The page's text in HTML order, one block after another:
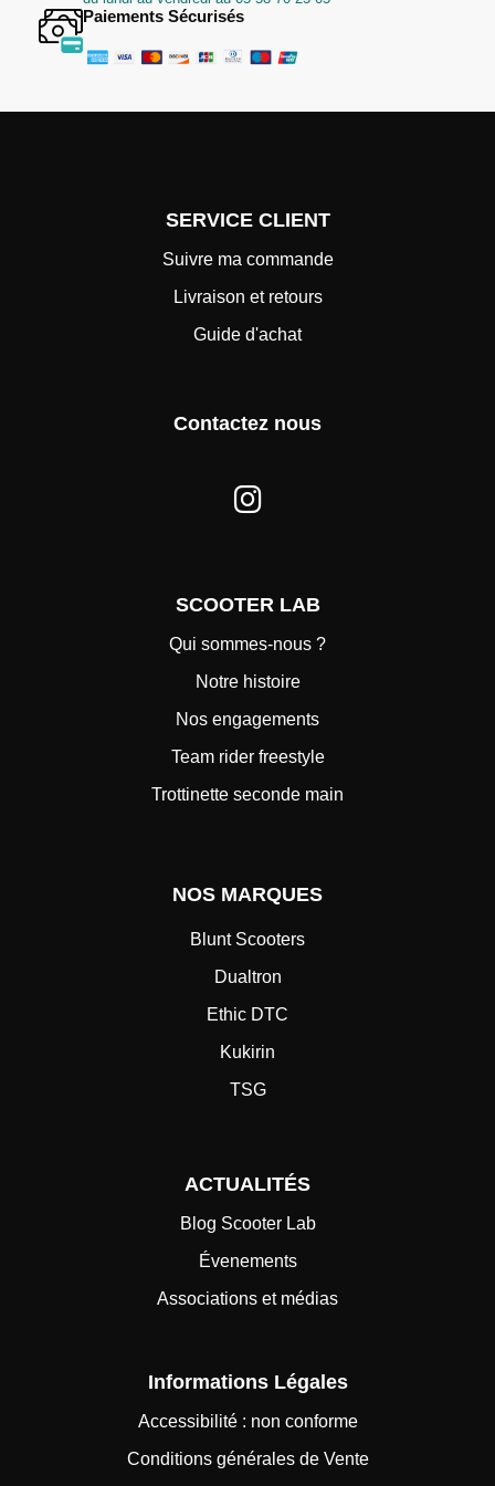
Paiements Sécurisés
SERVICE CLIENT
Suivre ma commande
Livraison et retours
Guide d'achat
Contactez nous
SCOOTER LAB
Qui sommes-nous ?
Notre histoire
Nos engagements
Team rider freestyle
Trottinette seconde main
NOS MARQUES
Blunt Scooters
Dualtron
Ethic DTC
Kukirin
TSG
ACTUALITÉS
Blog Scooter Lab
Évenements
Associations et médias
Informations Légales
Accessibilité : non conforme
Conditions générales de Vente